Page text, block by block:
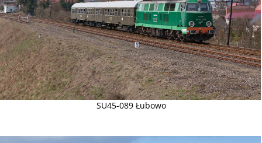
SU45-089 Łubowo